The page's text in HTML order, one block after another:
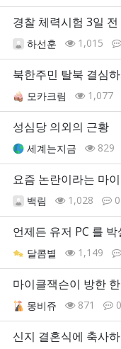
경찰 체력시험 3일
하선훈 1,015
북한주민 탈북 결심
모카크림 1,077
성심당 의외의 근황
세계는지금 829
요즘 논란이라는 마
백림 1,028 0
언제든 유저 PC 를
달콤별 1,149
마이클잭슨이 방한
몽비쥬 871 0
신지 결혼식에 축사